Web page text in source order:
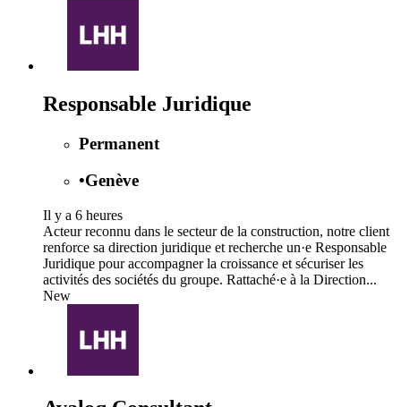
Responsable Juridique
Permanent
•Genève
Il y a 6 heures
Acteur reconnu dans le secteur de la construction, notre client
renforce sa direction juridique et recherche un·e Responsable
Juridique pour accompagner la croissance et sécuriser les
activités des sociétés du groupe. Rattaché·e à la Direction...
New